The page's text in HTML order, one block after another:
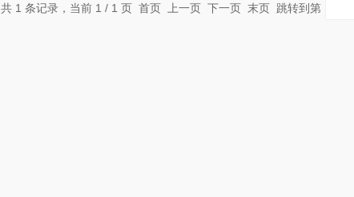
共 1 条记录，当前 1 / 1 页 首页 上一页 下一页 末页 跳转到第